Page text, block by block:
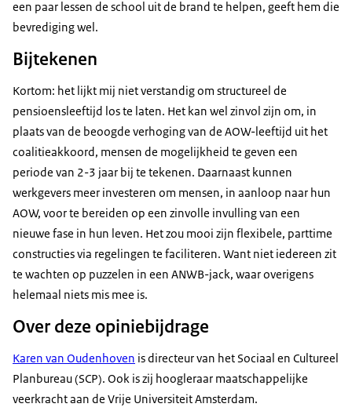
een paar lessen de school uit de brand te helpen, geeft hem die
bevrediging wel.
Bijtekenen
Kortom: het lijkt mij niet verstandig om structureel de
pensioensleeftijd los te laten. Het kan wel zinvol zijn om, in
plaats van de beoogde verhoging van de AOW-leeftijd uit het
coalitieakkoord, mensen de mogelijkheid te geven een
periode van 2-3 jaar bij te tekenen. Daarnaast kunnen
werkgevers meer investeren om mensen, in aanloop naar hun
AOW, voor te bereiden op een zinvolle invulling van een
nieuwe fase in hun leven. Het zou mooi zijn flexibele, parttime
constructies via regelingen te faciliteren. Want niet iedereen zit
te wachten op puzzelen in een ANWB-jack, waar overigens
helemaal niets mis mee is.
Over deze opiniebijdrage
Karen van Oudenhoven is directeur van het Sociaal en Cultureel
Planbureau (SCP). Ook is zij hoogleraar maatschappelijke
veerkracht aan de Vrije Universiteit Amsterdam.